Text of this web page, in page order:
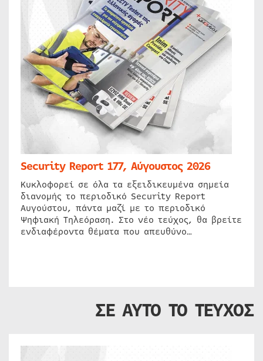
Security Report 177, Αύγουστος 2026
Κυκλοφορεί σε όλα τα εξειδικευμένα σημεία
διανομής το περιοδικό Security Report
Αυγούστου, πάντα μαζί με το περιοδικό
Ψηφιακή Τηλεόραση. Στο νέο τεύχος, θα βρείτε
ενδιαφέροντα θέματα που απευθύνο…
ΣΕ ΑΥΤΟ ΤΟ ΤΕΥΧΟΣ